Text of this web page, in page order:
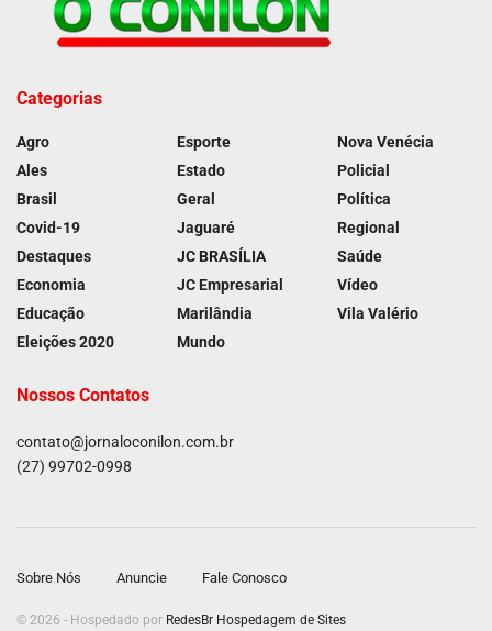
Categorias
Agro
Ales
Brasil
Covid-19
Destaques
Economia
Educação
Eleições 2020
Esporte
Estado
Geral
Jaguaré
JC BRASÍLIA
JC Empresarial
Marilândia
Mundo
Nova Venécia
Policial
Política
Regional
Saúde
Vídeo
Vila Valério
Nossos Contatos
contato@jornaloconilon.com.br
(27) 99702-0998
Sobre Nós Anuncie Fale Conosco
© 2026 - Hospedado por RedesBr Hospedagem de Sites